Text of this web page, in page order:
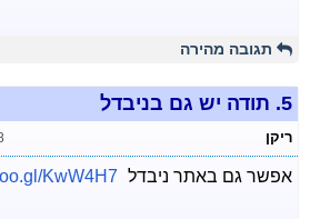
תגובה מהירה
5. תודה יש גם בניבדל
ריקן
אפשר גם באתר ניבדל KwW4H7